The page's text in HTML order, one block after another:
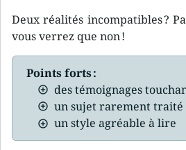
Deux réalités incompatibles ?
vous verrez que non !
Points forts :
des témoignages
un sujet rarement traité
un style agréable à lire